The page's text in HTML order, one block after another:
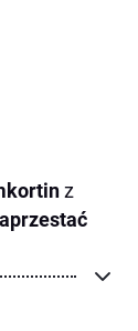
z